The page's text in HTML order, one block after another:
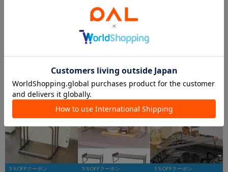
5％OFFクーポン 5％OFFクーポン 5％OFFクーポン